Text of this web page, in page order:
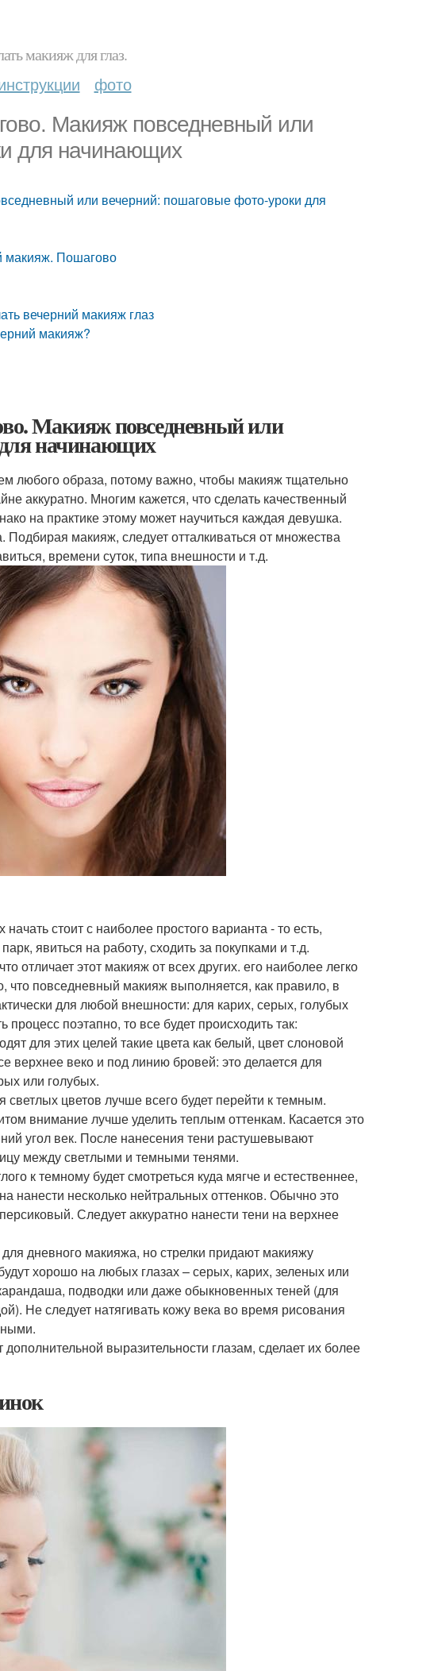
макияж для глаз.
фото
Макияж повседневный или
для начинающих
или вечерний: пошаговые фото-уроки для
макияж. Пошагово
вечерний макияж глаз
макияж?
Макияж повседневный или
начинающих
любого образа, потому важно, чтобы макияж тщательно
аккуратно. Многим кажется, что сделать качественный
на практике этому может научиться каждая девушка.
макияж, следует отталкиваться от множества
времени суток, типа внешности и т.д.
стоит с наиболее простого варианта - то есть,
явиться на работу, сходить за покупками и т.д.
отличает этот макияж от всех других. его наиболее легко
повседневный макияж выполняется, как правило, в
для любой внешности: для карих, серых, голубых
поэтапно, то все будет происходить так:
для этих целей такие цвета как белый, цвет слоновой
верхнее веко и под линию бровей: это делается для
или голубых.
цветов лучше всего будет перейти к темным.
внимание лучше уделить теплым оттенкам. Касается это
угол век. После нанесения тени растушевывают
между светлыми и темными тенями.
к темному будет смотреться куда мягче и естественнее,
нанести несколько нейтральных оттенков. Обычно это
Следует аккуратно нанести тени на верхнее
дневного макияжа, но стрелки придают макияжу
хорошо на любых глазах – серых, карих, зеленых или
подводки или даже обыкновенных теней (для
Не следует натягивать кожу века во время рисования
выразительности глазам, сделает их более